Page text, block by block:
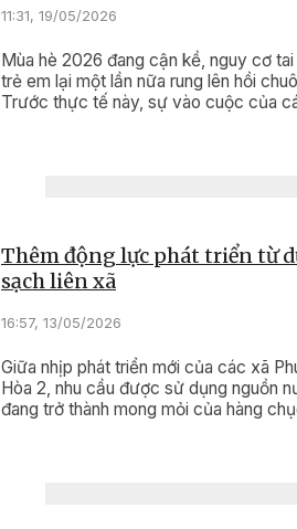
11:31, 19/05/2026
Mùa hè 2026 đang cận kề, nguy cơ
trẻ em lại một lần nữa rung lên hồi
Trước thực tế này, sự vào cuộc của
Thêm động lực phát triển từ
sạch liên xã
16:57, 13/05/2026
Giữa nhịp phát triển mới của các xã
Hòa 2, nhu cầu được sử dụng nguồn
đang trở thành mong mỏi của hàng